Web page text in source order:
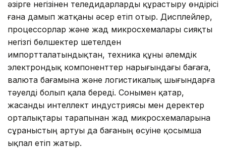
әзірге негізінен теледидарларды құрастыру өндірісі
ғана дамып жатқаны әсер етіп отыр. Дисплейлер,
процессорлар және жад микросхемалары сияқты
негізгі бөлшектер шетелден
импортталатындықтан, техника құны әлемдік
электрондық компоненттер нарығындағы бағаға,
валюта бағамына және логистикалық шығындарға
тәуелді болып қала береді. Сонымен қатар,
жасанды интеллект индустриясы мен деректер
орталықтары тарапынан жад микросхемаларына
сұраныстың артуы да бағаның өсуіне қосымша
ықпал етіп жатыр.